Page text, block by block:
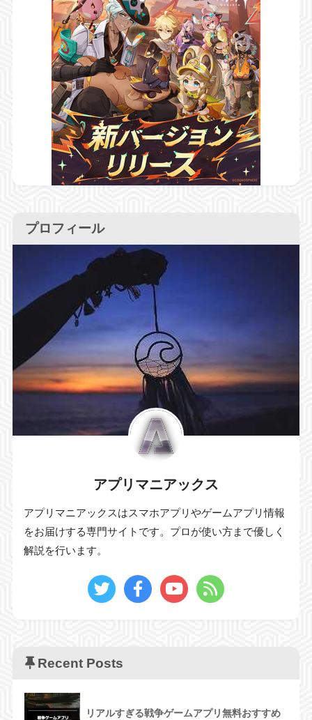
プロフィール
アプリマニアックス
アプリマニアックスはスマホアプリやゲームアプリ情報
をお届けする専門サイトです。プロが使い方まで優しく
解説を行います。
Recent Posts
リアルすぎる戦争ゲームアプリ無料おすすめ